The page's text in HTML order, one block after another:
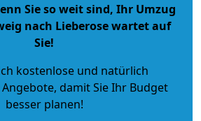
Sie so weit sind, Ihr Umzug
nach Lieberose wartet auf
Sie!
kostenlose und natürlich
, damit Sie Ihr Budget
besser planen!